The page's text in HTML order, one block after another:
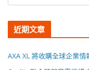
近期文章
AXA XL 將收購全球企業